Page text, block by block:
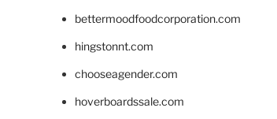
bettermoodfoodcorporation.com
hingstonnt.com
chooseagender.com
hoverboardssale.com